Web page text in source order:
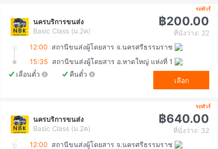
รถทัวร์
นครบริการขนส่ง
Basic Class (ม.2ค)
฿200.00
ที่นั่งว่าง: 22
12:00 สถานีขนส่งผู้โดยสาร จ.นครศรีธรรมราช
15:35 สถานีขนส่งผู้โดยสาร อ.หาดใหญ่ แห่งที่ 1
เลื่อนตั๋ว
คืนตั๋ว
เลือก
รถทัวร์
นครบริการขนส่ง
Basic Class (ม.2ค)
฿640.00
ที่นั่งว่าง: 32
12:00 สถานีขนส่งผู้โดยสาร จ.นครศรีธรรมราช